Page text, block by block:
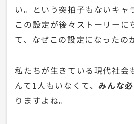
い。という突拍子もないキャ
この設定が後々ストーリーに
て、なぜこの設定になったの
私たちが生きている現代社会
んて1人もいなくて、みんな
りますよね。